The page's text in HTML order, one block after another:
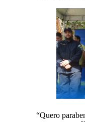
“Quero